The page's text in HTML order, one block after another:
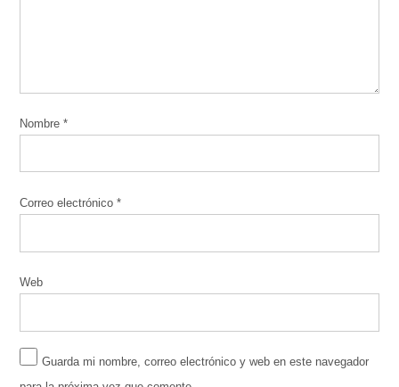
Nombre*
Correo electrónico*
Web
Guarda mi nombre, correo electrónico y web en este navegador